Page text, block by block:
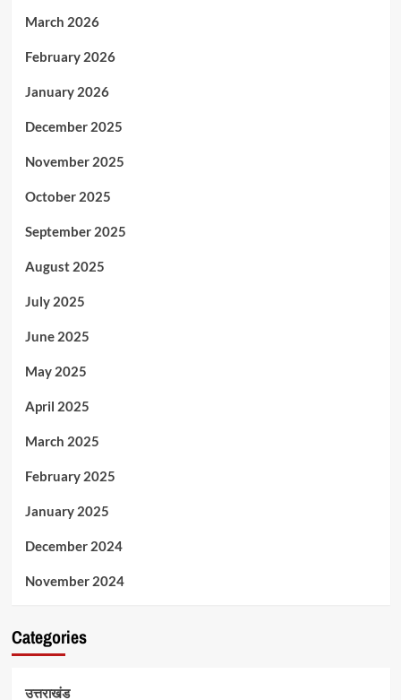
March 2026
February 2026
January 2026
December 2025
November 2025
October 2025
September 2025
August 2025
July 2025
June 2025
May 2025
April 2025
March 2025
February 2025
January 2025
December 2024
November 2024
Categories
उत्तराखंड